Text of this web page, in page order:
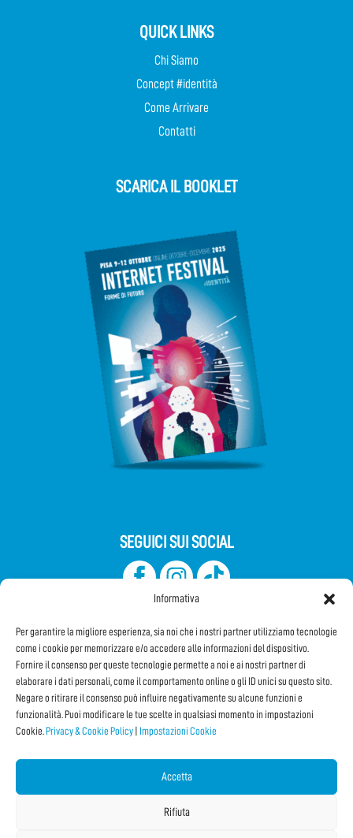
Informativa
Per garantire la migliore esperienza, sia noi che i nostri partner utilizziamo tecnologie
come i cookie per memorizzare e/o accedere alle informazioni del dispositivo.
Fornire il consenso per queste tecnologie permette a noi e ai nostri partner di
elaborare i dati personali, come il comportamento online o gli ID unici su questo sito.
Negare o ritirare il consenso può influire negativamente su alcune funzioni e
funzionalità. Puoi modificare le tue scelte in qualsiasi momento in impostazioni
Cookie. Privacy & Cookie Policy Impostazioni Cookie
Accetta
Rifiuta
QUICK LINKS
Chi Siamo
Concept #identità
Come Arrivare
Contatti
SCARICA IL BOOKLET
SEGUICI SUI SOCIAL
Iscriviti alla Newsletter
CONDIVIDI QUESTA PAGINA!
Facebook